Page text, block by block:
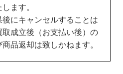
ます。
にキャンセルすることは
成立後（お支払い後）の
品返却は致しかねます。